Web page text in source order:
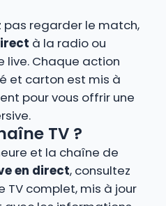
pas regarder le match,
à la radio ou
live. Chaque action
et carton est mis à
pour vous offrir une
TV ?
et la chaîne de
en direct, consultez
complet, mis à jour